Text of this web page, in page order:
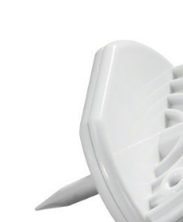
Bezpieczna linia naczyniowa
Przyrząd do
SafeSet